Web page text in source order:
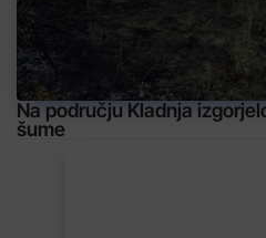
Na području Kladnja
šume